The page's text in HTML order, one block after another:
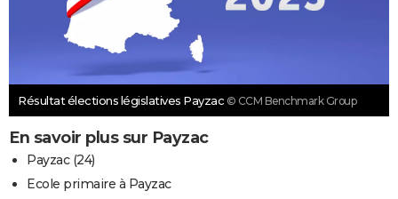
Résultat élections législatives Payzac © CCM Benchmark Group
En savoir plus sur Payzac
Payzac (24)
Ecole primaire à Payzac